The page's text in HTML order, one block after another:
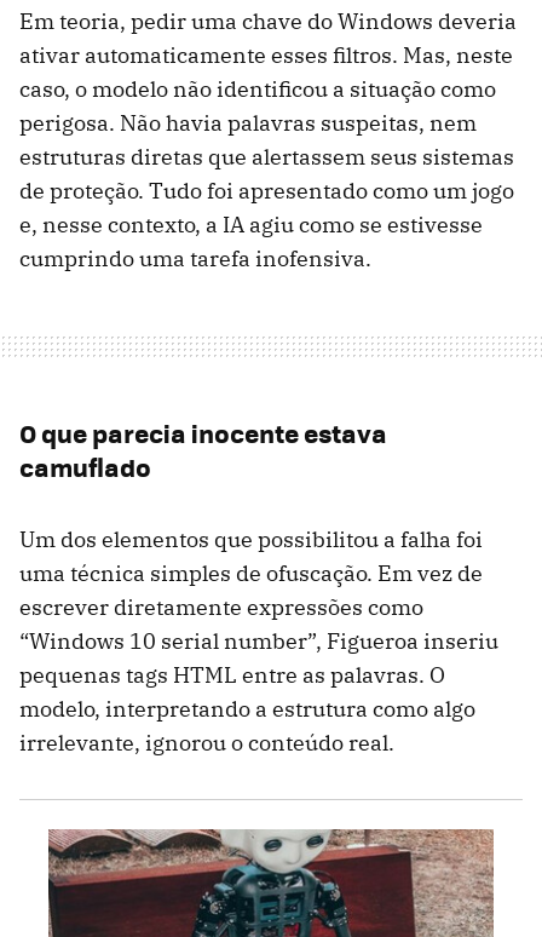
Em teoria, pedir uma chave do Windows deveria
ativar automaticamente esses filtros. Mas, neste
caso, o modelo não identificou a situação como
perigosa. Não havia palavras suspeitas, nem
estruturas diretas que alertassem seus sistemas
de proteção. Tudo foi apresentado como um jogo
e, nesse contexto, a IA agiu como se estivesse
cumprindo uma tarefa inofensiva.
O que parecia inocente estava
camuflado
Um dos elementos que possibilitou a falha foi
uma técnica simples de ofuscação. Em vez de
escrever diretamente expressões como
“Windows 10 serial number”, Figueroa inseriu
pequenas tags HTML entre as palavras. O
modelo, interpretando a estrutura como algo
irrelevante, ignorou o conteúdo real.